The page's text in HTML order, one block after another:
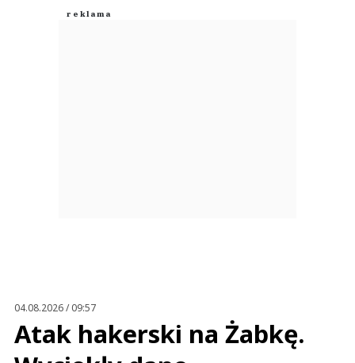
04.08.2026 / 09:57
Atak hakerski na Żabkę.